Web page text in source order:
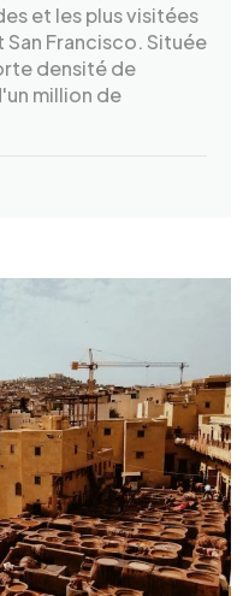
et les plus visitées
Francisco. Située
densité de
million de